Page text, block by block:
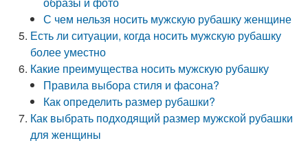
С чем нельзя носить мужскую рубашку женщине
Есть ли ситуации, когда носить мужскую рубашку
более уместно
Какие преимущества носить мужскую рубашку
Правила выбора стиля и фасона?
Как определить размер рубашки?
Как выбрать подходящий размер мужской рубашки
для женщины